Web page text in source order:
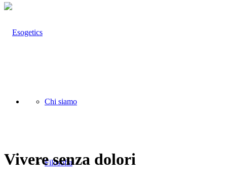
Chi siamo
Filosofia
Vivere senza dolori